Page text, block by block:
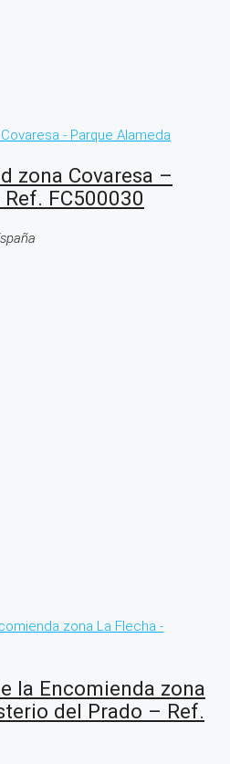
zona Covaresa –
FC500030
la Encomienda zona
del Prado – Ref.